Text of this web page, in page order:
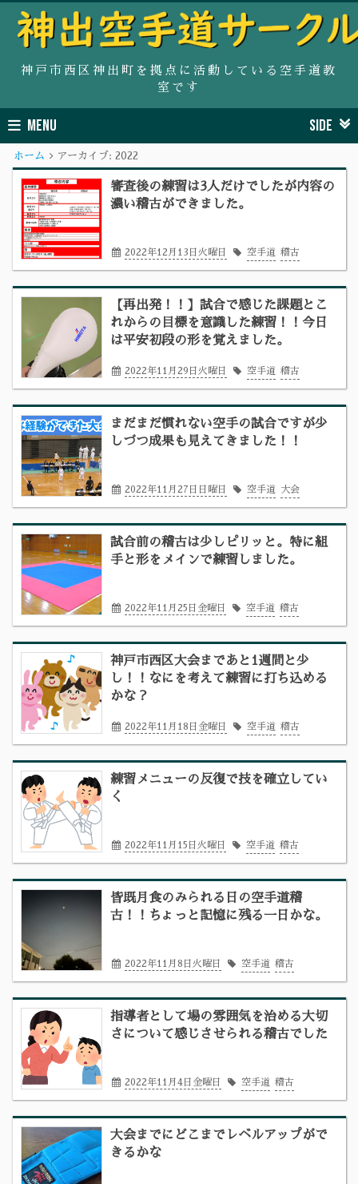
神戸市西区神出町を拠点に活動している空手道教
室です
MENU SIDE
ホーム アーカイブ: 2022
審査後の練習は3人だけでしたが内容の
濃い稽古ができました。
2022年12月13日火曜日 空手道 稽古
【再出発！！】試合で感じた課題とこ
れからの目標を意識した練習！！今日
は平安初段の形を覚えました。
2022年11月29日火曜日 空手道 稽古
まだまだ慣れない空手の試合ですが少
しづつ成果も見えてきました！！
2022年11月27日日曜日 空手道 大会
試合前の稽古は少しピリッと。特に組
手と形をメインで練習しました。
2022年11月25日金曜日 空手道 稽古
神戸市西区大会まであと1週間と少
し！！なにを考えて練習に打ち込める
かな？
2022年11月18日金曜日 空手道 稽古
練習メニューの反復で技を確立してい
く
2022年11月15日火曜日 空手道 稽古
皆既月食のみられる日の空手道稽
古！！ちょっと記憶に残る一日かな。
2022年11月8日火曜日 空手道 稽古
指導者として場の雰囲気を治める大切
さについて感じさせられる稽古でした
2022年11月4日金曜日 空手道 稽古
大会までにどこまでレベルアップがで
きるかな